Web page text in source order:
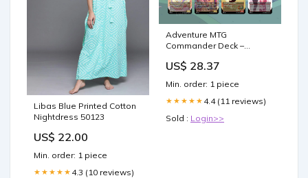
Libas Blue Printed Cotton
Nightdress 50123
US$ 22.00
Min. order: 1 piece
★★★★★ 4.3 (10 reviews)
Adventure MTG
Commander Deck –
100 Proxy Full Art Cards
Games
US$ 28.37
Min. order: 1 piece
★★★★★ 4.4 (11 reviews)
Sold : Login>>